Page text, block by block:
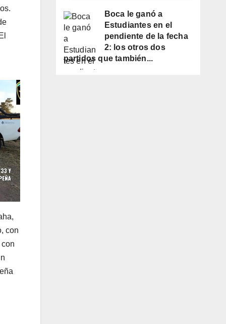
con
Boca le ganó a
Estudiantes en el
pendiente de la fecha
2: los otros dos
partidos que también...